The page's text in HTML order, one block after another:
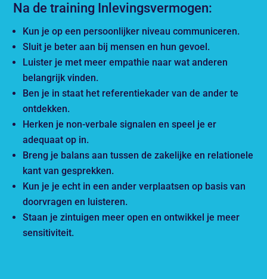
Na de training Inlevingsvermogen:
Kun je op een persoonlijker niveau communiceren.
Sluit je beter aan bij mensen en hun gevoel.
Luister je met meer empathie naar wat anderen
belangrijk vinden.
Ben je in staat het referentiekader van de ander te
ontdekken.
Herken je non-verbale signalen en speel je er
adequaat op in.
Breng je balans aan tussen de zakelijke en relationele
kant van gesprekken.
Kun je je echt in een ander verplaatsen op basis van
doorvragen en luisteren.
Staan je zintuigen meer open en ontwikkel je meer
sensitiviteit.